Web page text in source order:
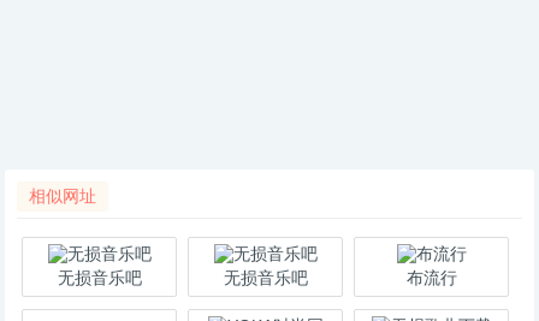
相似网址
无损音乐吧 无损音乐吧 布流行